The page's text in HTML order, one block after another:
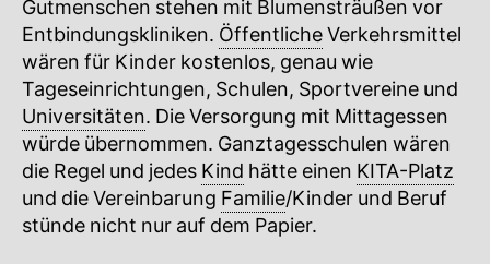
Gutmenschen stehen mit Blumensträußen vor
Entbindungskliniken. ÖffentlicheVerkehrsmittel
wären für Kinder kostenlos, genau wie
Tageseinrichtungen, Schulen, Sportvereine und
Universitäten. Die Versorgung mit Mittagessen
würde übernommen. Ganztagesschulen wären
die Regel und jedes Kind hätte einen KITA-Platz
und die Vereinbarung Familie/Kinder und Beruf
stünde nicht nur auf dem Papier.